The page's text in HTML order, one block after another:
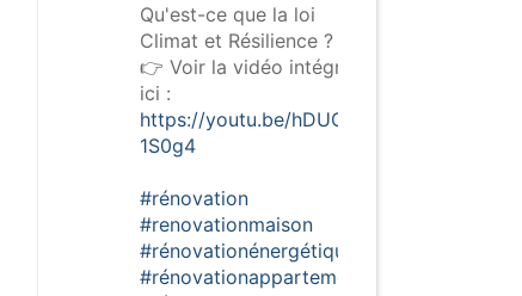
Qu'est-ce que la loi
Climat et Résilience ?
👉 Voir la vidéo intégrale
ici :
https://youtu.be/hDUGW-
1S0g4
#rénovation
#renovationmaison
#rénovationénergétique
#rénovationappartement